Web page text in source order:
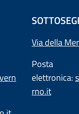
Via della
Posta
elettronica:
rno.it